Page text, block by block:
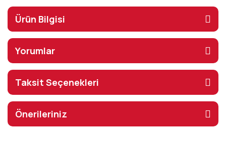
Ürün Bilgisi
Yorumlar
Taksit Seçenekleri
Önerileriniz